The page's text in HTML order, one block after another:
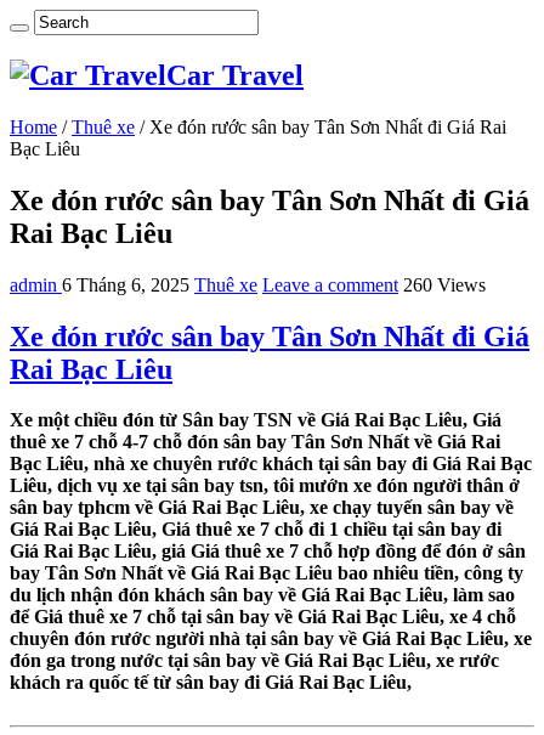
Car Travel
Home / Thuê xe / Xe đón rước sân bay Tân Sơn Nhất đi Giá Rai
Bạc Liêu
Xe đón rước sân bay Tân Sơn Nhất đi Giá
Rai Bạc Liêu
admin 6 Tháng 6, 2025 Thuê xe Leave a comment 260 Views
Xe đón rước sân bay Tân Sơn Nhất đi Giá
Rai Bạc Liêu
Xe một chiều đón từ Sân bay TSN về Giá Rai Bạc Liêu, Giá
thuê xe 7 chỗ 4-7 chỗ đón sân bay Tân Sơn Nhất về Giá Rai
Bạc Liêu, nhà xe chuyên rước khách tại sân bay đi Giá Rai Bạc
Liêu, dịch vụ xe tại sân bay tsn, tôi mướn xe đón người thân ở
sân bay tphcm về Giá Rai Bạc Liêu, xe chạy tuyến sân bay về
Giá Rai Bạc Liêu, Giá thuê xe 7 chỗ đi 1 chiều tại sân bay đi
Giá Rai Bạc Liêu, giá Giá thuê xe 7 chỗ hợp đồng để đón ở sân
bay Tân Sơn Nhất về Giá Rai Bạc Liêu bao nhiêu tiền, công ty
du lịch nhận đón khách sân bay về Giá Rai Bạc Liêu, làm sao
để Giá thuê xe 7 chỗ tại sân bay về Giá Rai Bạc Liêu, xe 4 chỗ
chuyên đón rước người nhà tại sân bay về Giá Rai Bạc Liêu, xe
đón ga trong nước tại sân bay về Giá Rai Bạc Liêu, xe rước
khách ra quốc tế từ sân bay đi Giá Rai Bạc Liêu,